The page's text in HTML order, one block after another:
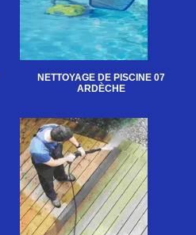
NETTOYAGE DE PISCINE 07
ARDÈCHE